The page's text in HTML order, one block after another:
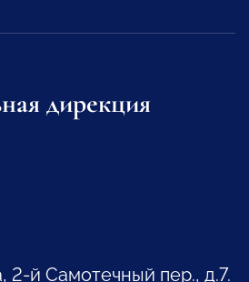
дирекция
2-й Самотечный пер., д.7.